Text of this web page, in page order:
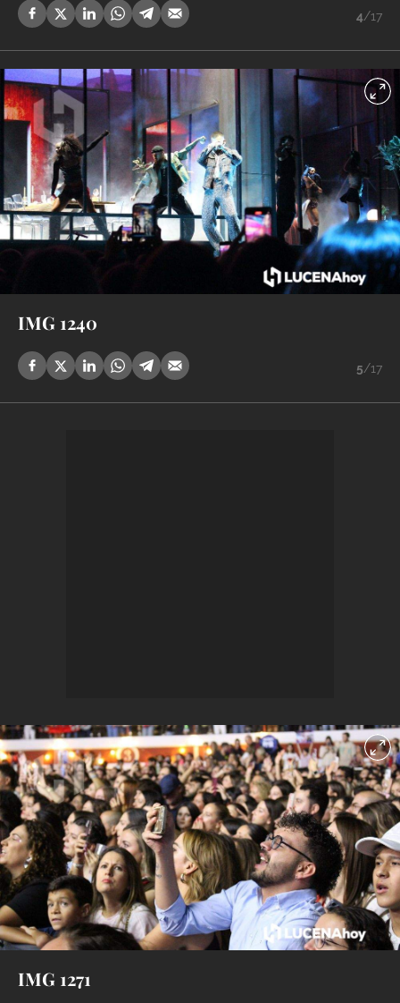
4/17
IMG 1240
5/17
IMG 1271